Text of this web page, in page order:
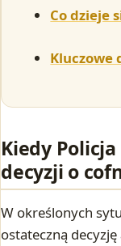
Co dzieje
Kluczowe
Kiedy
decyzji o
W określonych
ostateczną